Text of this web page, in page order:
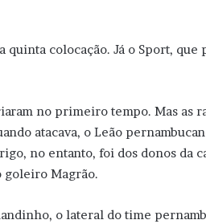
quinta colocação. Já o Sport, que
no primeiro tempo. Mas as
atacava, o Leão
no entanto, foi dos donos da
goleiro Magrão.
o lateral do time